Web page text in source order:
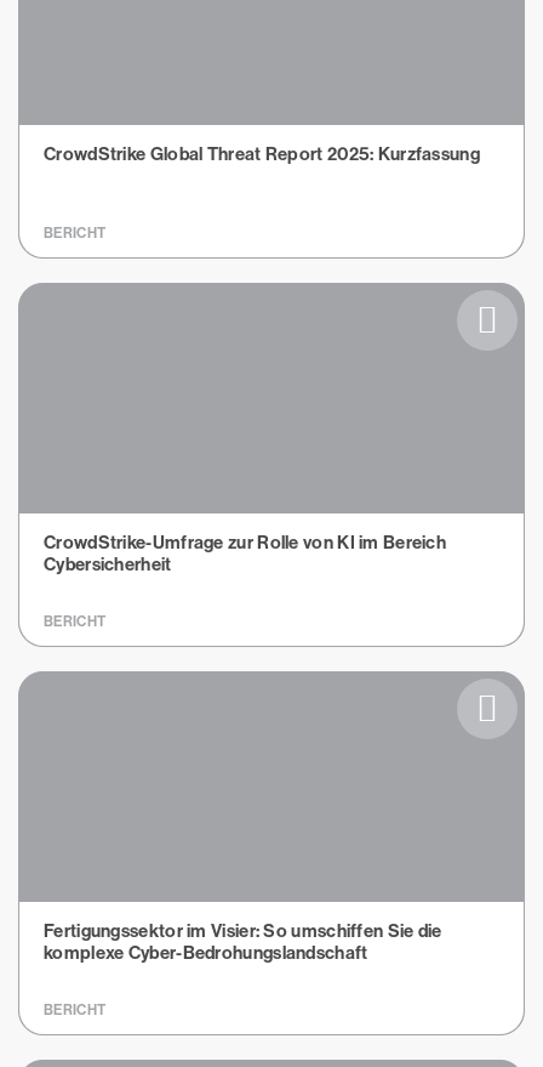
CrowdStrike Global Threat Report 2025: Kurzfassung
BERICHT
CrowdStrike-Umfrage zur Rolle von KI im Bereich
Cybersicherheit
BERICHT
Fertigungssektor im Visier: So umschiffen Sie die
komplexe Cyber-Bedrohungslandschaft
BERICHT